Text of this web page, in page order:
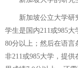
新加坡公立大学研究
学生是国内211或985
80分以上；然后在语言
非211或985大学，提